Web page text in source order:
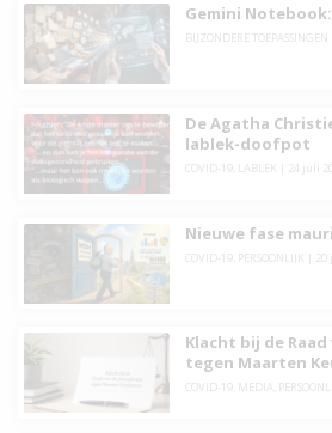
Gemini
BIJZONDERE TOEPASSINGEN
De Agatha
lablek-doofpot
COVID-19, LABLEK 24 juli
Nieuwe fase
COVID-19, PERSOONLIJK
Klacht bij de
tegen Maarten
COVID-19, MEDIA